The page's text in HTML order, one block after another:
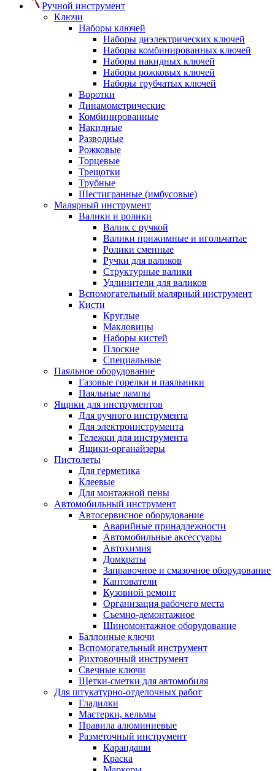
Ручной инструмент
Ключи
Наборы ключей
Наборы диэлектрических ключей
Наборы комбинированных ключей
Наборы накидных ключей
Наборы рожковых ключей
Наборы трубчатых ключей
Воротки
Динамометрические
Комбинированные
Накидные
Разводные
Рожковые
Торцевые
Трещотки
Трубные
Шестигранные (имбусовые)
Малярный инструмент
Валики и ролики
Валик с ручкой
Валики прижимные и игольчатые
Ролики сменные
Ручки для валиков
Структурные валики
Удлинители для валиков
Вспомогательный малярный инструмент
Кисти
Круглые
Макловицы
Наборы кистей
Плоские
Специальные
Паяльное оборудование
Газовые горелки и паяльники
Паяльные лампы
Ящики для инструментов
Для ручного инструмента
Для электроинструмента
Тележки для инструмента
Ящики-органайзеры
Пистолеты
Для герметика
Клеевые
Для монтажной пены
Автомобильный инструмент
Автосервисное оборудование
Аварийные принадлежности
Автомобильные аксессуары
Автохимия
Домкраты
Заправочное и смазочное оборудование
Кантователи
Кузовной ремонт
Организация рабочего места
Съемно-демонтажное
Шиномонтажное оборудование
Баллонные ключи
Вспомогательный инструмент
Рихтовочный инструмент
Свечные ключи
Щетки-сметки для автомобиля
Для штукатурно-отделочных работ
Гладилки
Мастерки, кельмы
Правила алюминиевые
Разметочный инструмент
Карандаши
Краска